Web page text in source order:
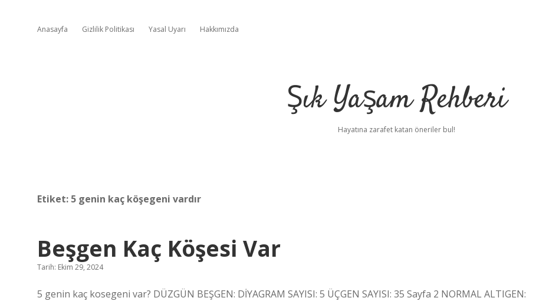
Anasayfa Gizlilik Politikası Yasal Uyarı Hakkımızda
Şık Yaşam Rehberi
Hayatına zarafet katan öneriler bul!
Etiket: 5 genin kaç köşegeni vardır
Beşgen Kaç Köşesi Var
Tarih: Ekim 29, 2024
5 genin kaç kosegeni var? DÜZGÜN BEŞGEN: DİYAGRAM SAYISI: 5 ÜÇGEN SAYISI: 35 Sayfa 2 NORMAL ALTIGEN: